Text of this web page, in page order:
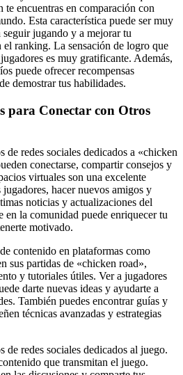
encuentras en comparación con
Esta característica puede ser muy
jugando y a mejorar tu
el ranking. La sensación de logro que
es muy gratificante. Además,
puede ofrecer recompensas
demostrar tus habilidades.
para Conectar con Otros
redes sociales dedicados a «chicken
conectarse, compartir consejos y
virtuales son una excelente
hacer nuevos amigos y
noticias y actualizaciones del
en la comunidad puede enriquecer tu
motivado.
contenido en plataformas como
sus partidas de «chicken road»,
y tutoriales útiles. Ver a jugadores
darte nuevas ideas y ayudarte a
También puedes encontrar guías y
técnicas avanzadas y estrategias
de redes sociales dedicados al juego.
que transmitan el juego.